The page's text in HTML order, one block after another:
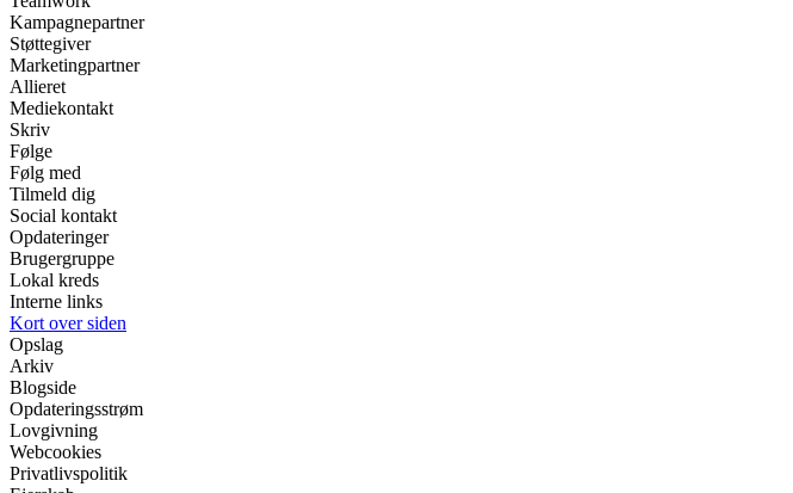
Kampagnepartner
Støttegiver
Marketingpartner
Allieret
Mediekontakt
Skriv
Følge
Følg med
Tilmeld dig
Social kontakt
Opdateringer
Brugergruppe
Lokal kreds
Interne links
Kort over siden
Opslag
Arkiv
Blogside
Opdateringsstrøm
Lovgivning
Webcookies
Privatlivspolitik